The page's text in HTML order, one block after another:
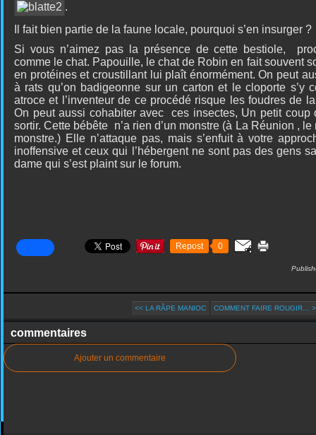
.
Il fait bien partie de la faune locale, pourquoi s’en insurger ?
Si vous n’aimez pas la présence de cette bestiole,
comme le chat. Papouille, le chat de Robin en fait souvent
en protéines et croustillant lui plaît énormément. On peut
à rats qu’on badigeonne sur un carton et le cloporte s’y
atroce et l’inventeur de ce procédé risque les foudres de
On peut aussi cohabiter avec
ces insectes, Un petit
sortir. Cette bébête n’a rien d’un monstre (à La Réunion ,
monstre.) Elle n’attaque pas, mais s’enfuit à votre
inoffensive et ceux qui l’hébergent ne sont pas des gens
dame qui s’est plaint sur le forum.
Repost 0
<< LA RÂPE MANIOC COMMENT FAIRE ROUGIR…
commentaires
Ajouter un commentaire